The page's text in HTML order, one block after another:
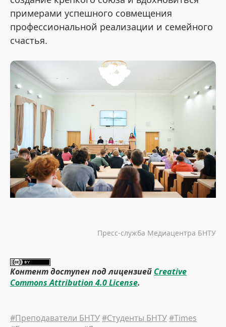
примерами успешного совмещения
профессиональной реализации и семейного
счастья.
Пресс-служба Медиацентра БНТУ
Контент доступен под лицензией Creative
Commons Attribution 4.0 License.
#Преподаватели БНТУ#Студенты БНТУ#Times